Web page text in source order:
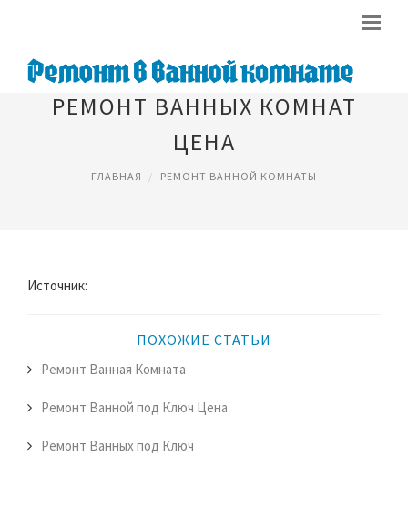
РЕМОНТ ВАННЫХ КОМНАТ
ЦЕНА
ГЛАВНАЯ РЕМОНТ ВАННОЙ КОМНАТЫ
Источник:
ПОХОЖИЕ СТАТЬИ
Ремонт Ванная Комната
Ремонт Ванной под Ключ Цена
Ремонт Ванных под Ключ